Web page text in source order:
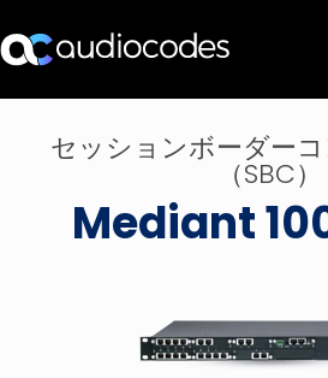
製品とアプリケーション
サポートセンター
セッションボーダー
（SBC）
Mediant